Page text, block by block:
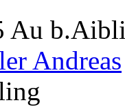
Au
Andreas